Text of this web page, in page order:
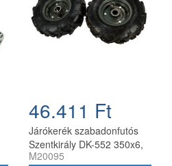
46.411 Ft
Járókerék szabadonfutós
Szentkirály DK-552 350x6,
párban
M20095